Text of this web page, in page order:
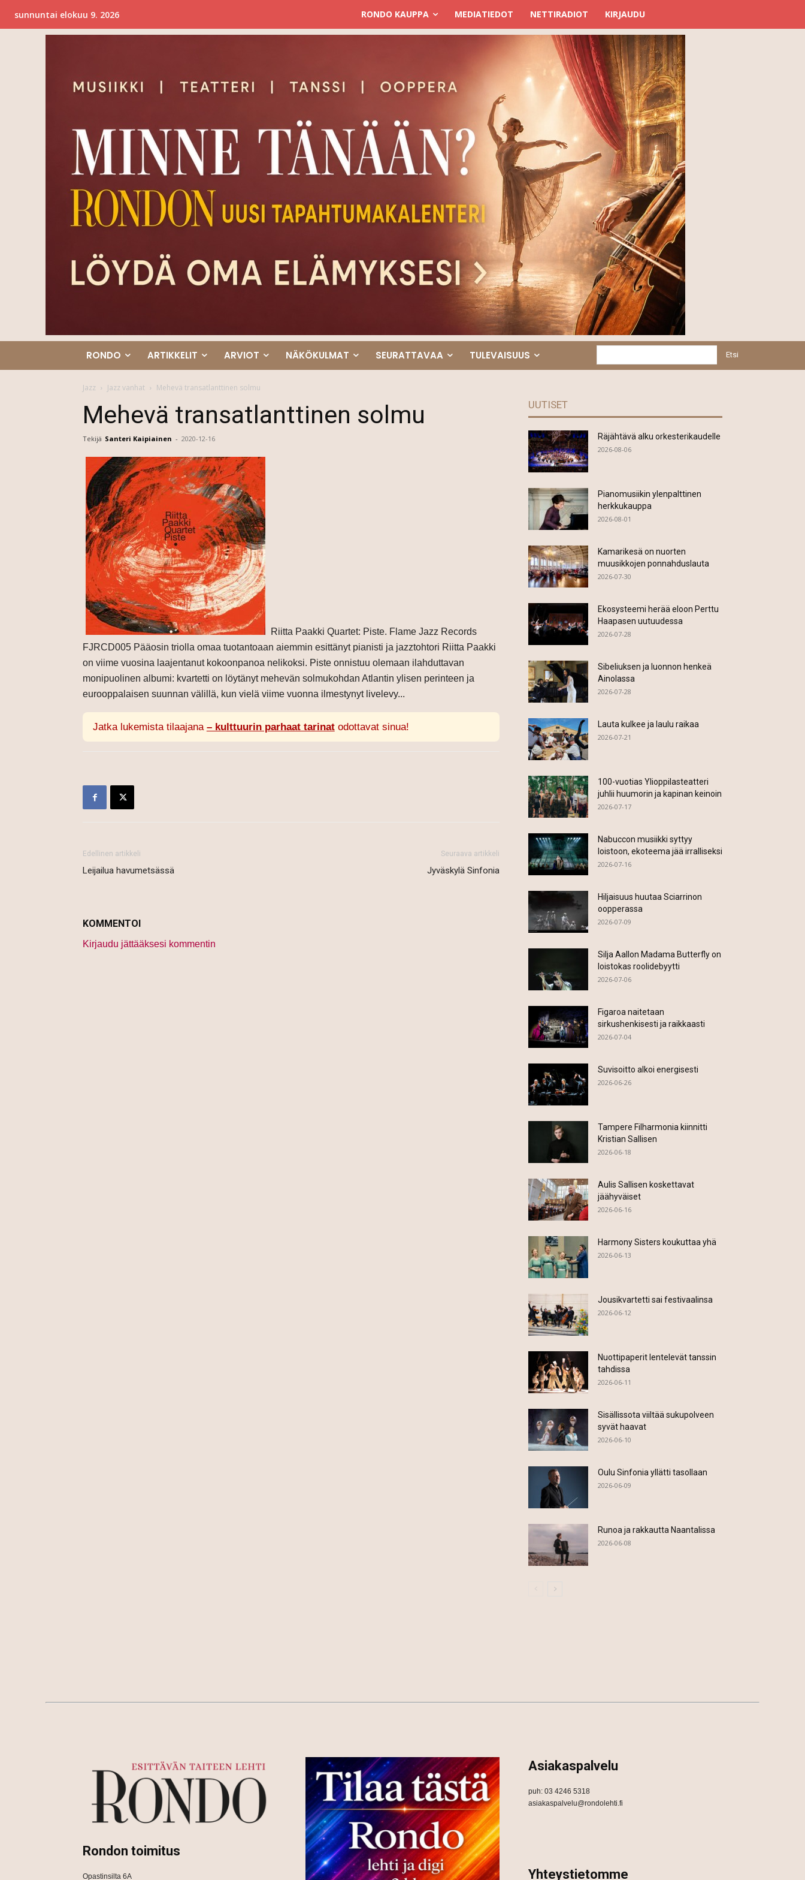
sunnuntai elokuu 9. 2026 RONDO KAUPPA MEDIATIEDOT NETTIRADIOT KIRJAUDU
RONDO ARTIKKELIT ARVIOT NÄKÖKULMAT SEURATTAVAA TULEVAISUUS Etsi
Jazz Jazz vanhat Mehevä transatlanttinen solmu
Mehevä transatlanttinen solmu
Tekijä Santeri Kaipiainen - 2020-12-16
Riitta Paakki Quartet: Piste. Flame Jazz Records
FJRCD005 Pääosin triolla omaa tuotantoaan aiemmin esittänyt pianisti ja jazztohtori Riitta Paakki
on viime vuosina laajentanut kokoonpanoa nelikoksi. Piste onnistuu olemaan ilahduttavan
monipuolinen albumi: kvartetti on löytänyt mehevän solmukohdan Atlantin ylisen perinteen ja
eurooppalaisen suunnan välillä, kun vielä viime vuonna ilmestynyt livelevy...
Jatka lukemista tilaajana – kulttuurin parhaat tarinatodottavat sinua!
Edellinen artikkeli
Leijailua havumetsässä
Seuraava artikkeli
Jyväskylä Sinfonia
KOMMENTOI
Kirjaudu jättääksesi kommentin
UUTISET
Räjähtävä alku orkesterikaudelle
2026-08-06
Pianomusiikin ylenpalttinen
herkkukauppa
2026-08-01
Kamarikesä on nuorten
muusikkojen ponnahduslauta
2026-07-30
Ekosysteemi herää eloon Perttu
Haapasen uutuudessa
2026-07-28
Sibeliuksen ja luonnon henkeä
Ainolassa
2026-07-28
Lauta kulkee ja laulu raikaa
2026-07-21
100-vuotias Ylioppilasteatteri
juhlii huumorin ja kapinan keinoin
2026-07-17
Nabuccon musiikki syttyy
loistoon, ekoteema jää irralliseksi
2026-07-16
Hiljaisuus huutaa Sciarrinon
oopperassa
2026-07-09
Silja Aallon Madama Butterfly on
loistokas roolidebyytti
2026-07-06
Figaroa naitetaan
sirkushenkisesti ja raikkaasti
2026-07-04
Suvisoitto alkoi energisesti
2026-06-26
Tampere Filharmonia kiinnitti
Kristian Sallisen
2026-06-18
Aulis Sallisen koskettavat
jäähyväiset
2026-06-16
Harmony Sisters koukuttaa yhä
2026-06-13
Jousikvartetti sai festivaalinsa
2026-06-12
Nuottipaperit lentelevät tanssin
tahdissa
2026-06-11
Sisällissota viiltää sukupolveen
syvät haavat
2026-06-10
Oulu Sinfonia yllätti tasollaan
2026-06-09
Runoa ja rakkautta Naantalissa
2026-06-08
Rondon toimitus
Opastinsilta 6A
Asiakaspalvelu
puh: 03 4246 5318
asiakaspalvelu@rondolehti.fi
Yhteystietomme